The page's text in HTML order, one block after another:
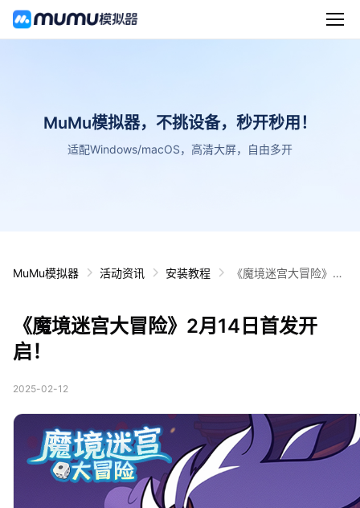
MuMu模拟器，不挑设备，秒开秒用！
适配Windows/macOS，高清大屏，自由多开
MuMu模拟器 活动资讯 安装教程
《魔境迷宫大冒险》2
《魔境迷宫大冒险》2月14日首发开
启！
2025-02-12